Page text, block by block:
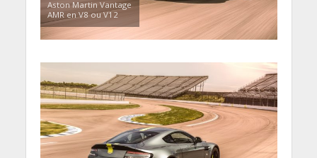
Aston Martin Vantage
AMR en V8 ou V12